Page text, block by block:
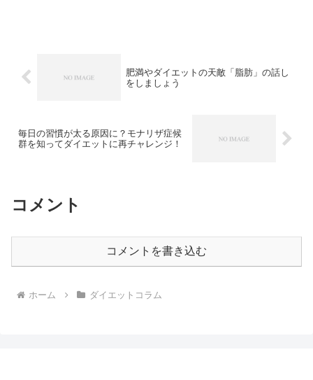
肥満やダイエットの天敵「脂肪」の話し
をしましょう
毎日の習慣が太る原因に？モナリザ症候
群を知ってダイエットに再チャレンジ！
コメント
コメントを書き込む
ホーム ダイエットコラム